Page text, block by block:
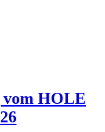
vom HOLE